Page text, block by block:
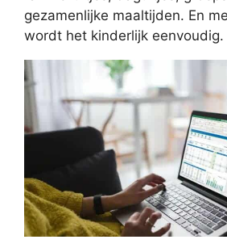
gezamenlijke maaltijden. En
wordt het kinderlijk eenvoudig.